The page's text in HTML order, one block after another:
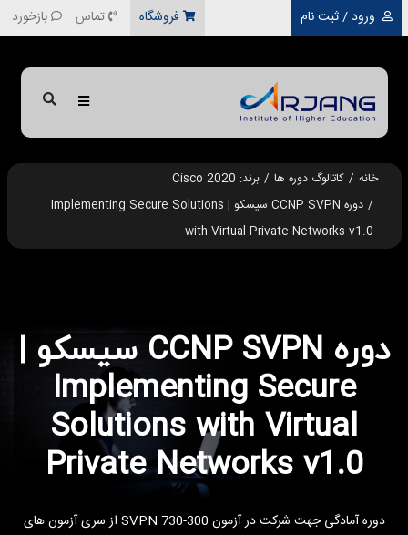
رفتن به محتوای اصلی ورود / ثبت نام فروشگاه تماس بازخورد
خانه کاتالوگ دوره ها
برند: Cisco 2020
دوره CCNP SVPN سیسکو | Implementing Secure Solutions
with Virtual Private Networks v1.0
دوره CCNP SVPN سیسکو |
Implementing Secure
Solutions with Virtual
Private Networks v1.0
دوره آمادگی جهت شرکت در آزمون 300-730 SVPN از سری آزمون های